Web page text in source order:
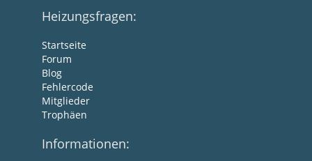
Heizungsfragen:
Startseite
Forum
Blog
Fehlercode
Mitglieder
Trophäen
Informationen: